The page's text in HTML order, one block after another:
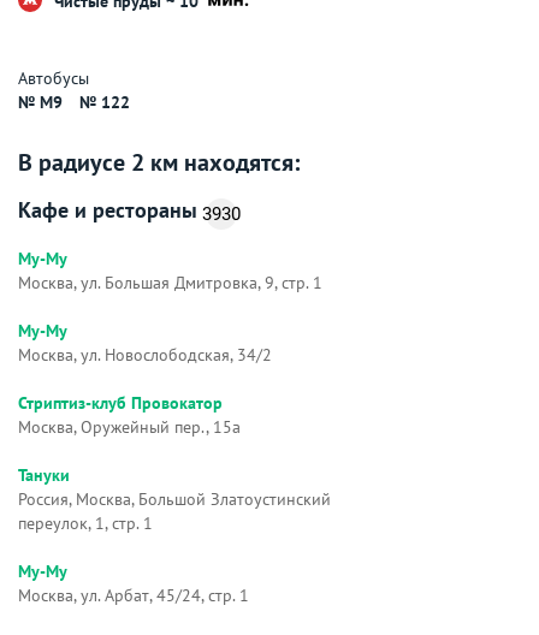
Автобусы
№ М9
№ 122
В радиусе 2 км находятся:
Кафе и рестораны 3930
Му-Му
Москва, ул. Большая Дмитровка, 9, стр. 1
Му-Му
Москва, ул. Новослободская, 34/2
Стриптиз-клуб Провокатор
Москва, Оружейный пер., 15а
Тануки
Россия, Москва, Большой Златоустинский
переулок, 1, стр. 1
Му-Му
Москва, ул. Арбат, 45/24, стр. 1